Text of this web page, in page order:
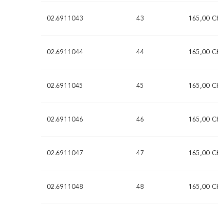
02.6911043 43 165,00
02.6911044 44 165,00
02.6911045 45 165,00
02.6911046 46 165,00
02.6911047 47 165,00
02.6911048 48 165,00